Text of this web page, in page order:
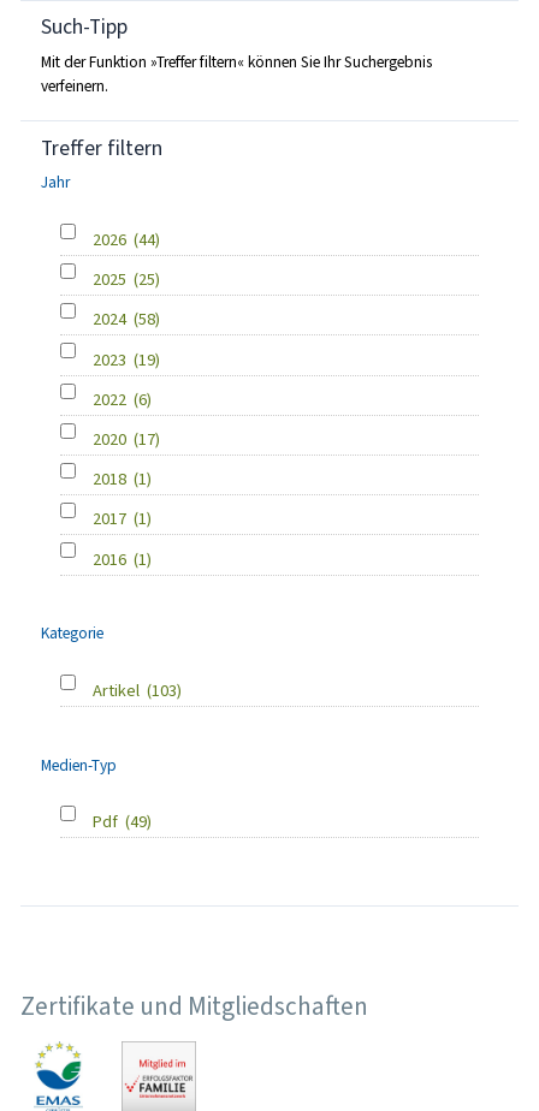
Such-Tipp
Mit der Funktion »Treffer filtern« können Sie Ihr Suchergebnis
verfeinern.
Treffer filtern
Jahr
2026 (44)
2025 (25)
2024 (58)
2023 (19)
2022 (6)
2020 (17)
2018 (1)
2017 (1)
2016 (1)
Kategorie
Artikel (103)
Medien-Typ
Pdf (49)
Zertifikate und Mitgliedschaften